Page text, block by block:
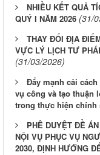
NHIỀU KẾT QUẢ
QUÝ I NĂM 2026 (31/
THAY ĐỔI ĐỊA
VỰC LÝ LỊCH TƯ
(31/03/2026)
Đẩy mạnh cải
vụ công và tạo thuận
trong thực hiện chính
PHÊ DUYỆT ĐỀ
NỘI VỤ PHỤC VỤ
2030, ĐỊNH HƯỚNG